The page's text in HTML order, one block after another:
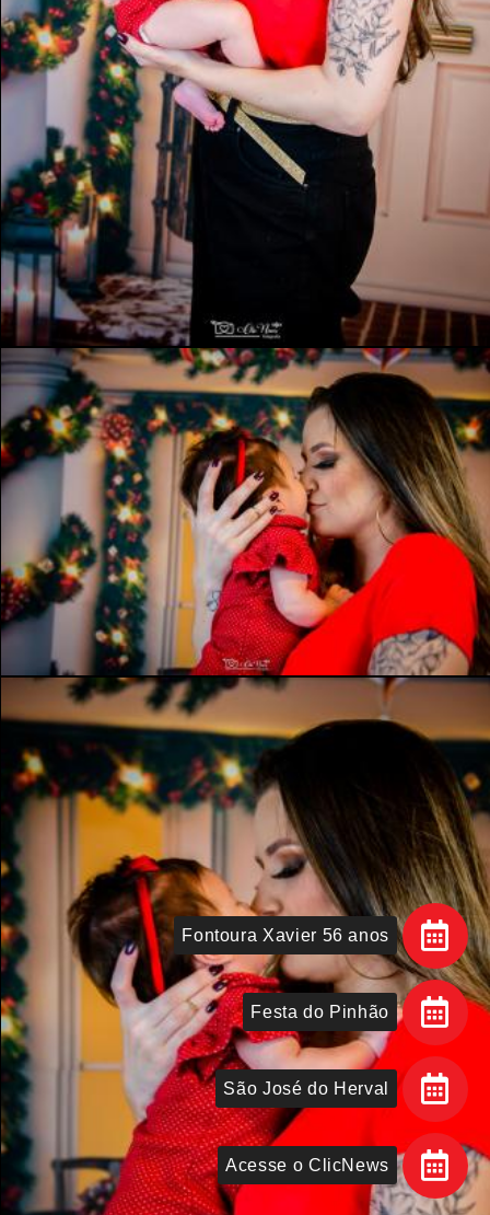
Acesse o ClicNews
São José do Herval
Festa do Pinhão
Fontoura Xavier 56 anos